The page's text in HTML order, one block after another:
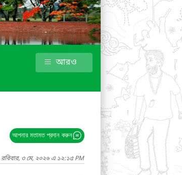
আরও
আপনার মতামত প্রদান করুন
রবিবার, ৩ মে, ২০২৬ এ ১২:১৫ PM